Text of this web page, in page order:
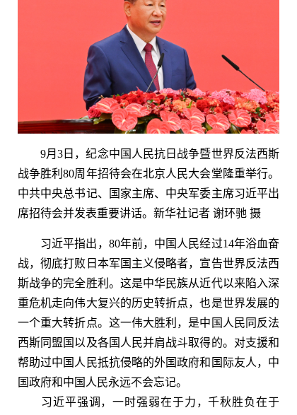
9月3日，纪念中国人民抗日战争暨世界反法西斯
战争胜利80周年招待会在北京人民大会堂隆重举行。
中共中央总书记、国家主席、中央军委主席习近平出
席招待会并发表重要讲话。新华社记者 谢环驰 摄
习近平指出，80年前，中国人民经过14年浴血奋
战，彻底打败日本军国主义侵略者，宣告世界反法西
斯战争的完全胜利。这是中华民族从近代以来陷入深
重危机走向伟大复兴的历史转折点，也是世界发展的
一个重大转折点。这一伟大胜利，是中国人民同反法
西斯同盟国以及各国人民并肩战斗取得的。对支援和
帮助过中国人民抵抗侵略的外国政府和国际友人，中
国政府和中国人民永远不会忘记。
习近平强调，一时强弱在于力，千秋胜负在于